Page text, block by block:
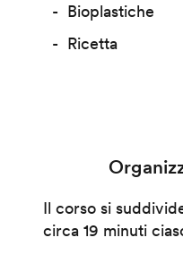
Bioplastiche
Ricetta
Il corso si
circa 19 minuti